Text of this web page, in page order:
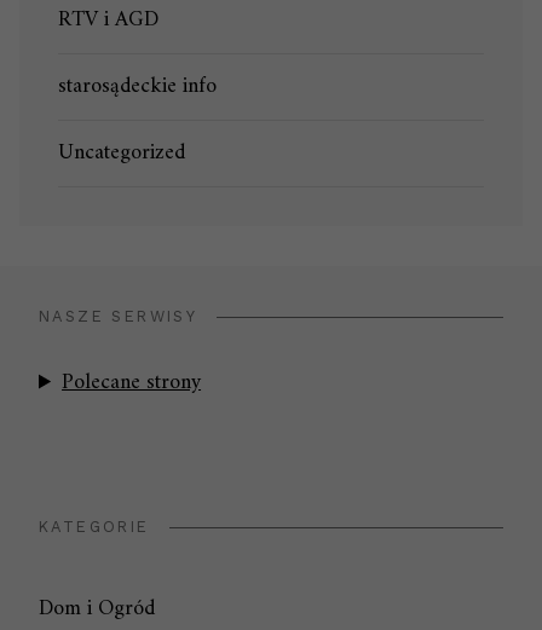
RTV i AGD
starosądeckie info
Uncategorized
NASZE SERWISY
Polecane strony
KATEGORIE
Dom i Ogród